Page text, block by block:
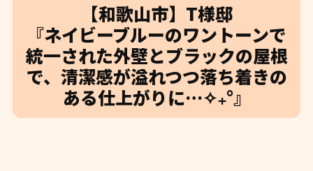
【和歌山市】T様邸
『ネイビーブルーのワントーンで
統一された外壁とブラックの屋根
で、清潔感が溢れつつ落ち着きの
ある仕上がりに…✧₊°』